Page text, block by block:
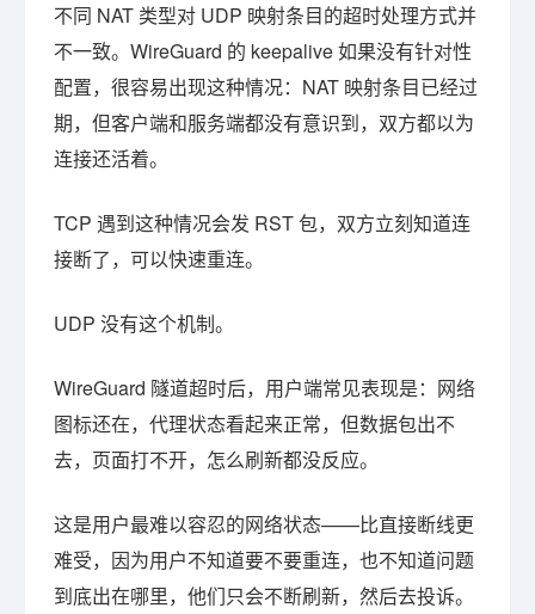
不同 NAT 类型对 UDP 映射条目的超时处理方式并
不一致。WireGuard 的 keepalive 如果没有针对性
配置，很容易出现这种情况：NAT 映射条目已经过
期，但客户端和服务端都没有意识到，双方都以为
连接还活着。
TCP 遇到这种情况会发 RST 包，双方立刻知道连
接断了，可以快速重连。
UDP 没有这个机制。
WireGuard 隧道超时后，用户端常见表现是：网络
图标还在，代理状态看起来正常，但数据包出不
去，页面打不开，怎么刷新都没反应。
这是用户最难以容忍的网络状态——比直接断线更
难受，因为用户不知道要不要重连，也不知道问题
到底出在哪里，他们只会不断刷新，然后去投诉。